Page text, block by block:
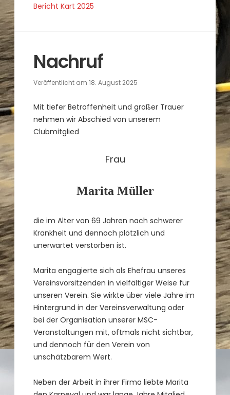
Bericht Kart 2025
Nachruf
Veröffentlicht am18. August 2025
Mit tiefer Betroffenheit und großer Trauer
nehmen wir Abschied von unserem
Clubmitglied
Frau
Marita Müller
die im Alter von 69 Jahren nach schwerer
Krankheit und dennoch plötzlich und
unerwartet verstorben ist.
Marita engagierte sich als Ehefrau unseres
Vereinsvorsitzenden in vielfältiger Weise für
unseren Verein. Sie wirkte über viele Jahre im
Hintergrund in der Vereinsverwaltung oder
bei der Organisation unserer MSC-
Veranstaltungen mit, oftmals nicht sichtbar,
und dennoch für den Verein von
unschätzbarem Wert.
Neben der Arbeit in ihrer Firma liebte Marita